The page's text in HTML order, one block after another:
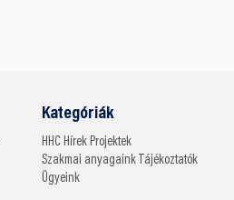
Kategóriák
HHC Hírek Projektek
Szakmai anyagaink
Tájékoztatók
Ügyeink